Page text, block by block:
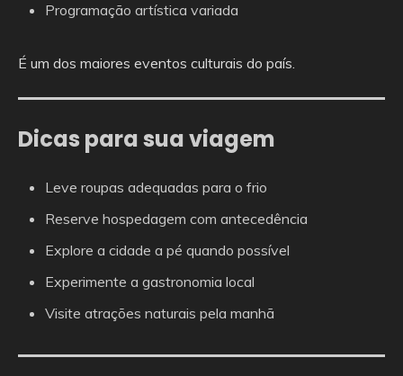
Programação artística variada
É um dos maiores eventos culturais do país.
Dicas para sua viagem
Leve roupas adequadas para o frio
Reserve hospedagem com antecedência
Explore a cidade a pé quando possível
Experimente a gastronomia local
Visite atrações naturais pela manhã